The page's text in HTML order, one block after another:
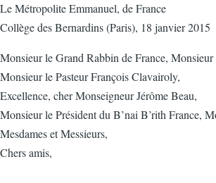
Le Métropolite Emmanuel, de France
Collège des Bernardins (Paris), 18 janvier 2015
Monsieur le Grand Rabbin de France,
Monsieur le Pasteur François Clavairoly,
Excellence, cher Monseigneur Jérôme Beau,
Monsieur le Président du B’nai B’rith France,
Mesdames et Messieurs,
Chers amis,